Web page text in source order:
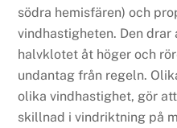
södra hemisfären) och
vindhastigheten. Den
halvklotet åt höger och
undantag från regeln.
olika vindhastighet, gör
skillnad i vindriktning på